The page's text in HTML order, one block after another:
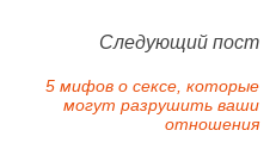
Следующий пост
5 мифов о сексе, которые
могут разрушить ваши
отношения